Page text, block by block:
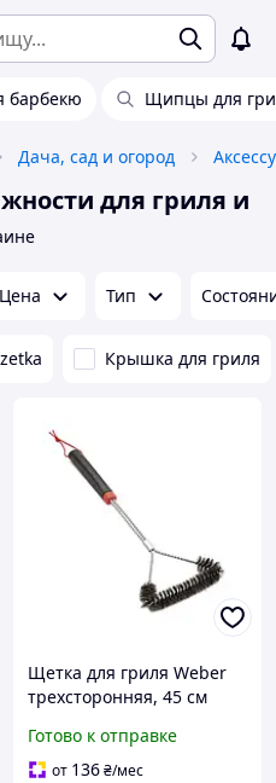
барбекю Щипцы для
Дача, сад и огород
для гриля и
Цена Тип
Крышка для гриля
Щетка для гриля Weber
трехсторонняя, 45 см
Готово к отправке
от 136₴/мес